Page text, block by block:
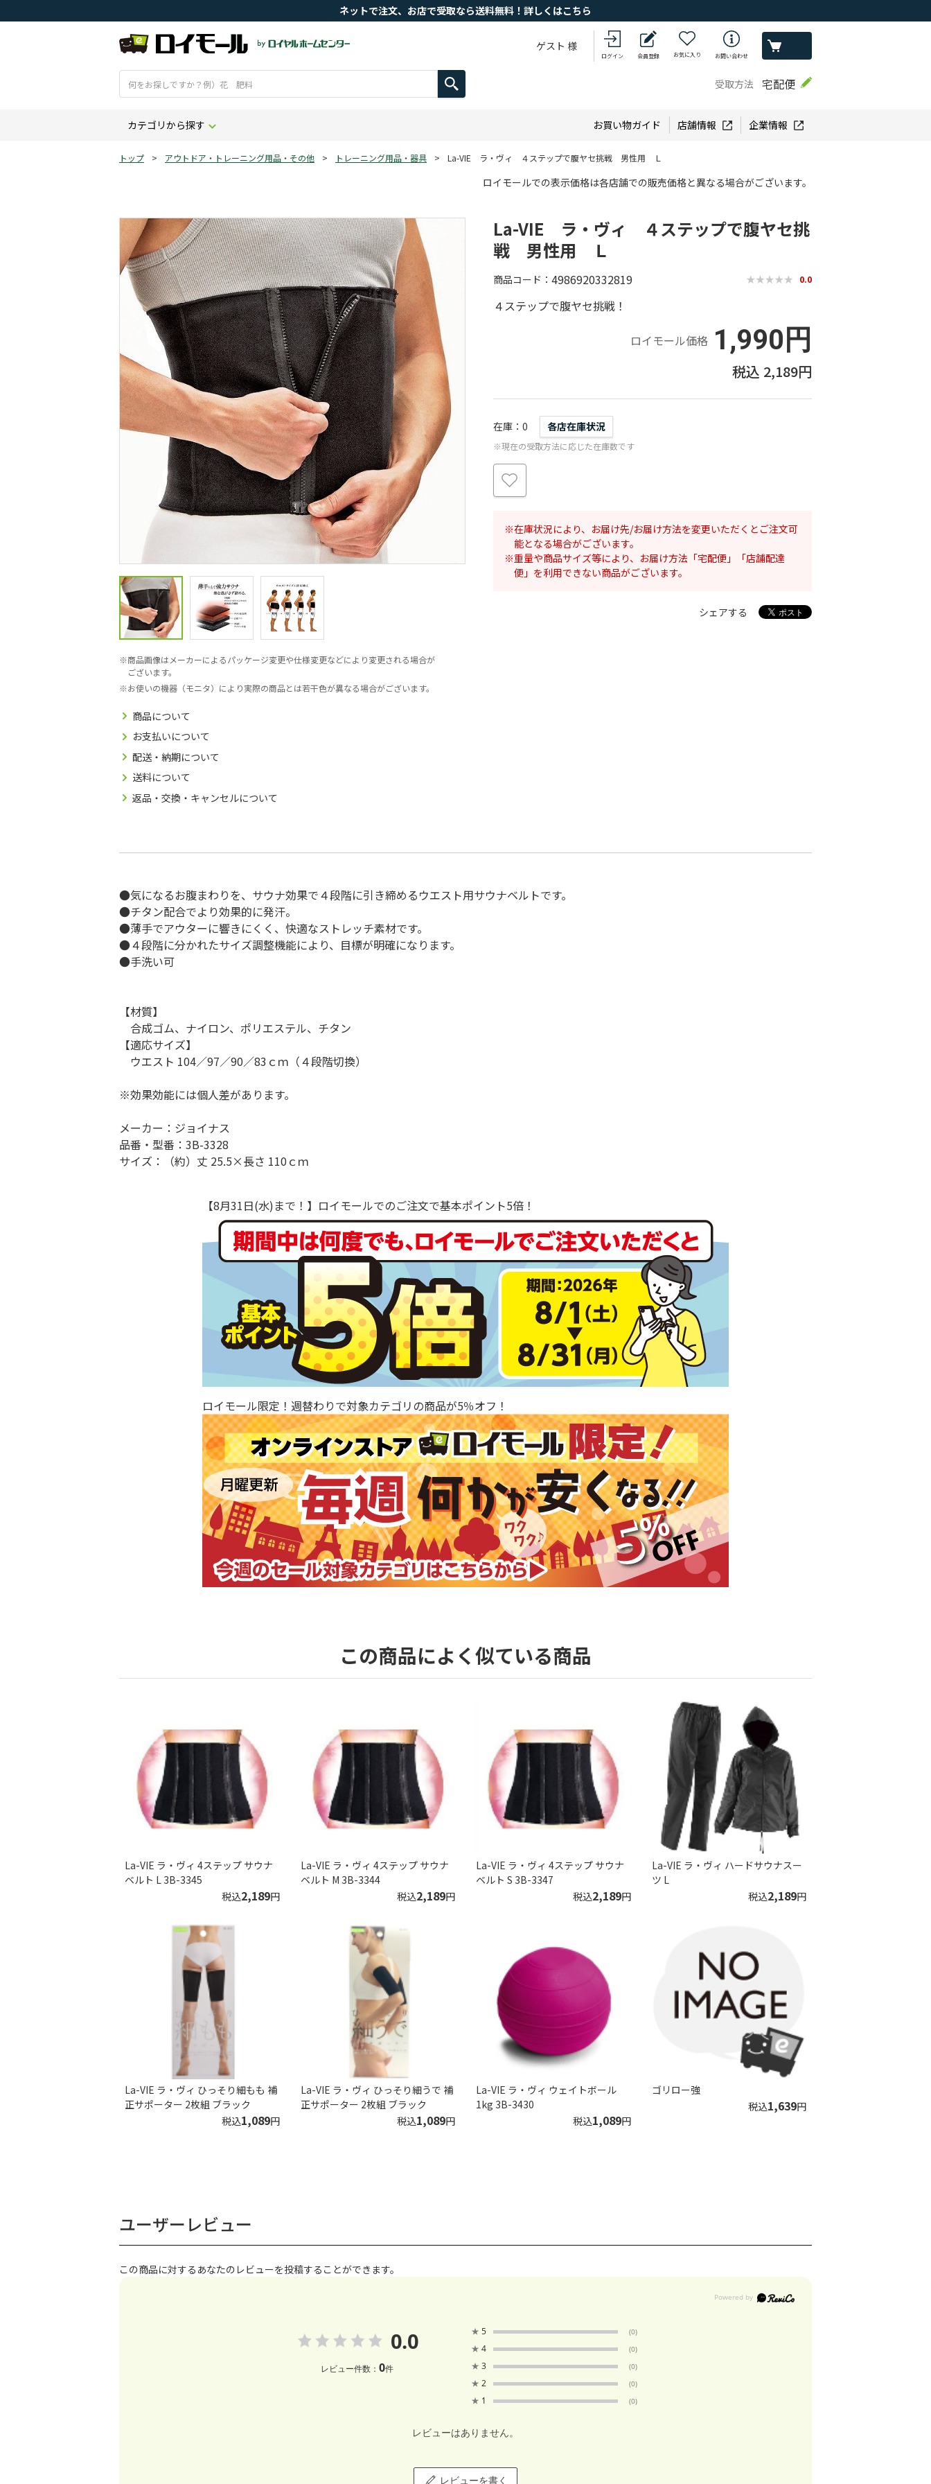
ネットで注文、お店で受取なら送料無料！詳しくはこちら
ゲスト 様
ログイン 会員登録 お気に入り お問い合わせ
受取方法 宅配便
カテゴリから探す お買い物ガイド 店舗情報 企業情報
トップ > アウトドア・トレーニング用品・その他 > トレーニング用品・器具 > La-VIE ラ・ヴィ ４ステップで腹ヤセ挑戦 男性用 Ｌ
ロイモールでの表示価格は各店舗での販売価格と異なる場合がございます。
商品画像はメーカーによるパッケージ変更や仕様変更などにより変更される場合が
ございます。
お使いの機器（モニタ）により実際の商品とは若干色が異なる場合がございます。
商品について
お支払いについて
配送・納期について
送料について
返品・交換・キャンセルについて
La-VIE ラ・ヴィ ４ステップで腹ヤセ挑
戦 男性用 Ｌ
商品コード 4986920332819 0.0
４ステップで腹ヤセ挑戦！
ロイモール価格 1,990円
2,189円
在庫 0 各店在庫状況
※現在の受取方法に応じた在庫数です
在庫状況により、お届け先/お届け方法を変更いただくとご注文可
能となる場合がございます。
重量や商品サイズ等により、お届け方法「宅配便」「店舗配達
便」を利用できない商品がございます。
シェアする
●気になるお腹まわりを、サウナ効果で４段階に引き締めるウエスト用サウナベルトです。
●チタン配合でより効果的に発汗。
●薄手でアウターに響きにくく、快適なストレッチ素材です。
●４段階に分かれたサイズ調整機能により、目標が明確になります。
●手洗い可
【材質】
合成ゴム、ナイロン、ポリエステル、チタン
【適応サイズ】
ウエスト 104／97／90／83ｃｍ（４段階切換）
※効果効能には個人差があります。
メーカー：ジョイナス
品番・型番：3B-3328
サイズ：（約）丈 25.5×長さ 110ｃｍ
【8月31日(水)まで！】ロイモールでのご注文で基本ポイント5倍！
ロイモール限定！週替わりで対象カテゴリの商品が5％オフ！
この商品によく似ている商品
La-VIE ラ・ヴィ 4ステップ サウナ
ベルト L 3B-3345
税込2,189円
La-VIE ラ・ヴィ 4ステップ サウナ
ベルト M 3B-3344
税込2,189円
La-VIE ラ・ヴィ 4ステップ サウナ
ベルト S 3B-3347
税込2,189円
La-VIE ラ・ヴィ ハードサウナスー
ツ L
税込2,189円
La-VIE ラ・ヴィ ひっそり細もも 補
正サポーター 2枚組 ブラック
税込1,089円
La-VIE ラ・ヴィ ひっそり細うで 補
正サポーター 2枚組 ブラック
税込1,089円
La-VIE ラ・ヴィ ウェイトボール
1kg 3B-3430
税込1,089円
ゴリロー強
税込1,639円
ユーザーレビュー
この商品に対するあなたのレビューを投稿することができます。
0.0
レビュー件数： 0件
★ 5 (0)
★ 4 (0)
★ 3 (0)
★ 2 (0)
★ 1 (0)
レビューはありません。
レビューを書く